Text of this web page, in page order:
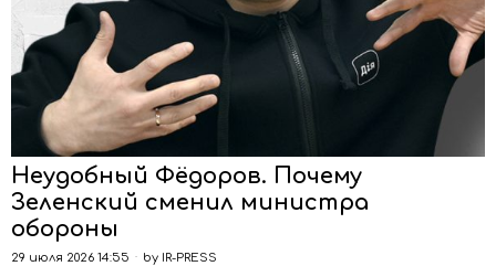
Неудобный Фёдоров. Почему
Зеленский сменил министра
обороны
29 июля 2026 14:55 by IR-PRESS